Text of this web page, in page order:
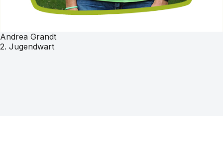
Andrea Grandt
2. Jugendwart